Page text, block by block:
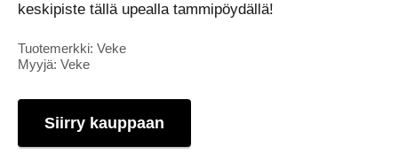
keskipiste tällä upealla tammipöydällä!
Tuotemerkki: Veke
Myyjä: Veke
Siirry kauppaan